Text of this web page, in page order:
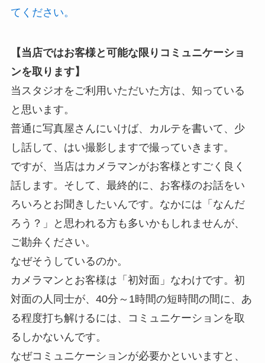
てください。
【当店ではお客様と可能な限りコミュニケーショ
ンを取ります】
当スタジオをご利用いただいた方は、知っている
と思います。
普通に写真屋さんにいけば、カルテを書いて、少
し話して、はい撮影しますで撮っていきます。
ですが、当店はカメラマンがお客様とすごく良く
話します。そして、最終的に、お客様のお話をい
ろいろとお聞きしたいんです。なかには「なんだ
ろう？」と思われる方も多いかもしれませんが、
ご勘弁ください。
なぜそうしているのか。
カメラマンとお客様は「初対面」なわけです。初
対面の人同士が、40分～1時間の短時間の間に、あ
る程度打ち解けるには、コミュニケーションを取
るしかないんです。
なぜコミュニケーションが必要かといいますと、